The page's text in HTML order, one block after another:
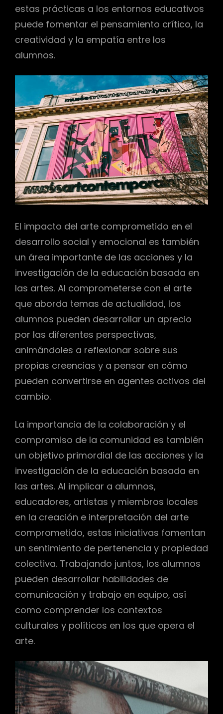
estas prácticas a los entornos educativos
puede fomentar el pensamiento crítico, la
creatividad y la empatía entre los
alumnos.
El impacto del arte comprometido en el
desarrollo social y emocional es también
un área importante de las acciones y la
investigación de la educación basada en
las artes. Al comprometerse con el arte
que aborda temas de actualidad, los
alumnos pueden desarrollar un aprecio
por las diferentes perspectivas,
animándoles a reflexionar sobre sus
propias creencias y a pensar en cómo
pueden convertirse en agentes activos del
cambio.
La importancia de la colaboración y el
compromiso de la comunidad es también
un objetivo primordial de las acciones y la
investigación de la educación basada en
las artes. Al implicar a alumnos,
educadores, artistas y miembros locales
en la creación e interpretación del arte
comprometido, estas iniciativas fomentan
un sentimiento de pertenencia y propiedad
colectiva. Trabajando juntos, los alumnos
pueden desarrollar habilidades de
comunicación y trabajo en equipo, así
como comprender los contextos
culturales y políticos en los que opera el
arte.